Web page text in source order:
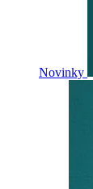
Novinky